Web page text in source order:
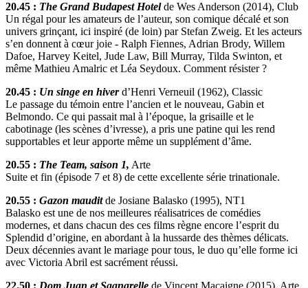
20.45 : The Grand Budapest Hotelde Wes Anderson (2014), Club
Un régal pour les amateurs de l’auteur, son comique décalé et son
univers grinçant, ici inspiré (de loin) par Stefan Zweig. Et les acteurs
s’en donnent à cœur joie - Ralph Fiennes, Adrian Brody, Willem
Dafoe, Harvey Keitel, Jude Law, Bill Murray, Tilda Swinton, et
même Mathieu Amalric et Léa Seydoux. Comment résister ?
20.45 : Un singe en hiverd’Henri Verneuil (1962), Classic
Le passage du témoin entre l’ancien et le nouveau, Gabin et
Belmondo. Ce qui passait mal à l’époque, la grisaille et le
cabotinage (les scènes d’ivresse), a pris une patine qui les rend
supportables et leur apporte même un supplément d’âme.
20.55 : The Team, saison 1, Arte
Suite et fin (épisode 7 et 8) de cette excellente série trinationale.
20.55 : Gazon mauditde Josiane Balasko (1995), NT1
Balasko est une de nos meilleures réalisatrices de comédies
modernes, et dans chacun des ces films règne encore l’esprit du
Splendid d’origine, en abordant à la hussarde des thèmes délicats.
Deux décennies avant le mariage pour tous, le duo qu’elle forme ici
avec Victoria Abril est sacrément réussi.
22.50 : Dom Juan et Sganarelle de Vincent Macaigne (2015), Arte